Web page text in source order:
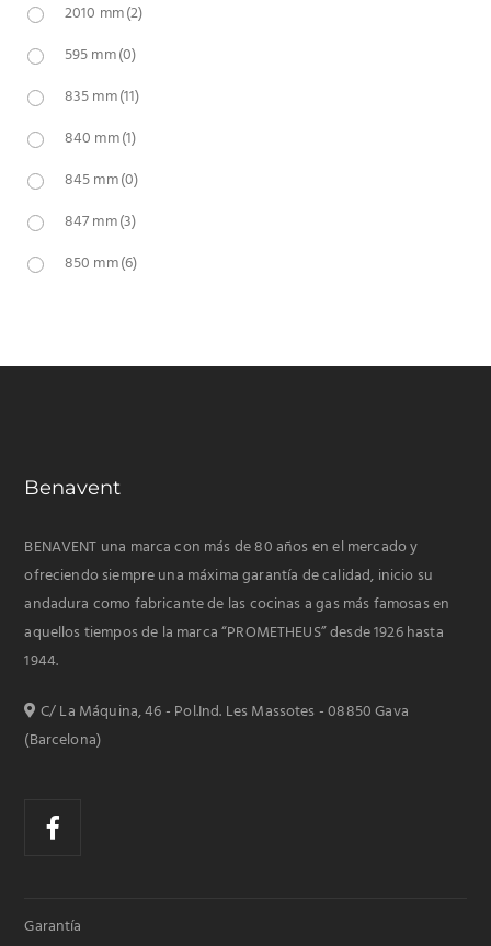
2010 mm(2)
595 mm(0)
835 mm(11)
840 mm(1)
845 mm(0)
847 mm(3)
850 mm(6)
Benavent
BENAVENT una marca con más de 80 años en el mercado y
ofreciendo siempre una máxima garantía de calidad, inicio su
andadura como fabricante de las cocinas a gas más famosas en
aquellos tiempos de la marca “PROMETHEUS” desde 1926 hasta
1944.
C/ La Máquina, 46 - Pol.Ind. Les Massotes - 08850 Gava
(Barcelona)
Garantía